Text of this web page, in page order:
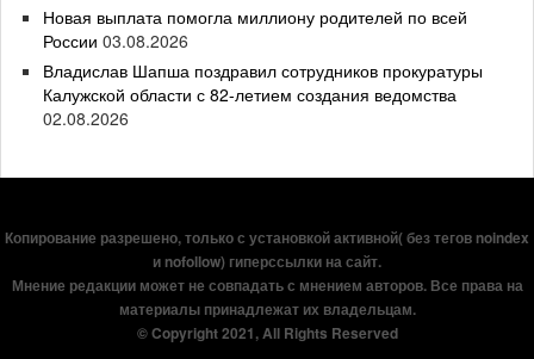
Новая выплата помогла миллиону родителей по всей
России 03.08.2026
Владислав Шапша поздравил сотрудников прокуратуры
Калужской области с 82-летием создания ведомства
02.08.2026
Копирование разрешено, только с установкой активной( без тегов noindex
и nofollow) гиперссылки на сайт.
Мнение редакции может не совпадать с мнением авторов. Все права на
материалы принадлежат их владельцам.
© Copyright 2021, All Rights Reserved